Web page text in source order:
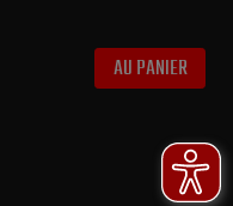
AU PANIER